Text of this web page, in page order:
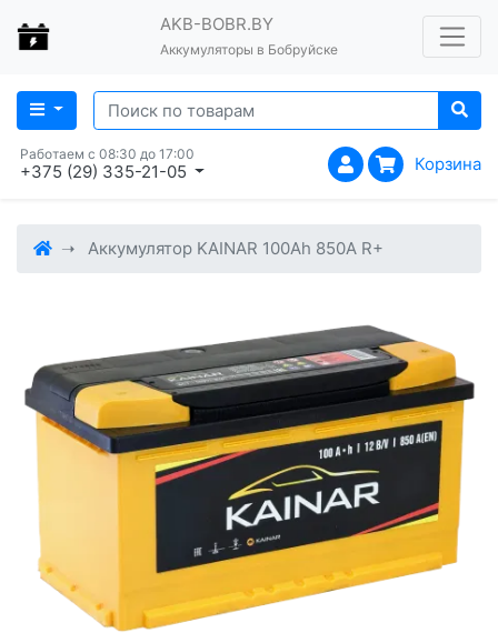
AKB-BOBR.BY
Аккумуляторы в Бобруйске
Работаем с 08:30 до 17:00
+375 (29) 335-21-05 Корзина
Аккумулятор KAINAR 100Ah 850A R+